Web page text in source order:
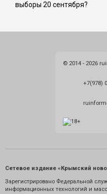
выборы 20 сентября?
© 2014 - 2026
+7(978)
Сетевое издание «Крымский
Зарегистрировано Федеральной
информационных технологий и